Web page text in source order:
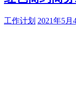
工作计划 2021年5月